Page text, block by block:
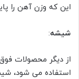
این که وزن آهن را
شیشه:
از دیگر محصولات
استفاده می شود،